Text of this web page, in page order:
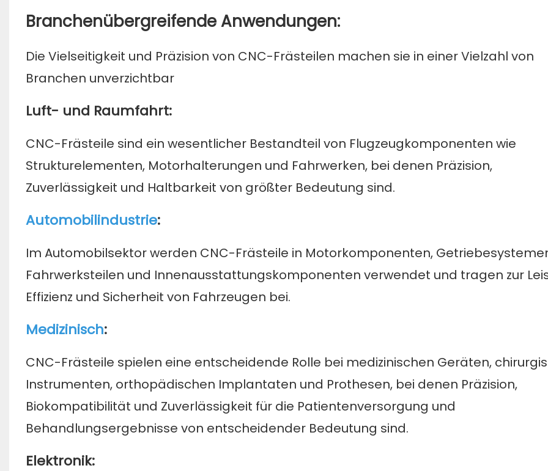
Branchenübergreifende Anwendungen:
Die Vielseitigkeit und Präzision von CNC-Frästeilen machen sie in einer Vielzahl von
Branchen unverzichtbar
Luft- und Raumfahrt:
CNC-Frästeile sind ein wesentlicher Bestandteil von Flugzeugkomponenten wie
Strukturelementen, Motorhalterungen und Fahrwerken, bei denen Präzision,
Zuverlässigkeit und Haltbarkeit von größter Bedeutung sind.
Automobilindustrie:
Im Automobilsektor werden CNC-Frästeile in Motorkomponenten,
Fahrwerksteilen und Innenausstattungskomponenten verwendet und tragen zur
Effizienz und Sicherheit von Fahrzeugen bei.
Medizinisch:
CNC-Frästeile spielen eine entscheidende Rolle bei medizinischen Geräten,
Instrumenten, orthopädischen Implantaten und Prothesen, bei denen Präzision,
Biokompatibilität und Zuverlässigkeit für die Patientenversorgung und
Behandlungsergebnisse von entscheidender Bedeutung sind.
Elektronik: